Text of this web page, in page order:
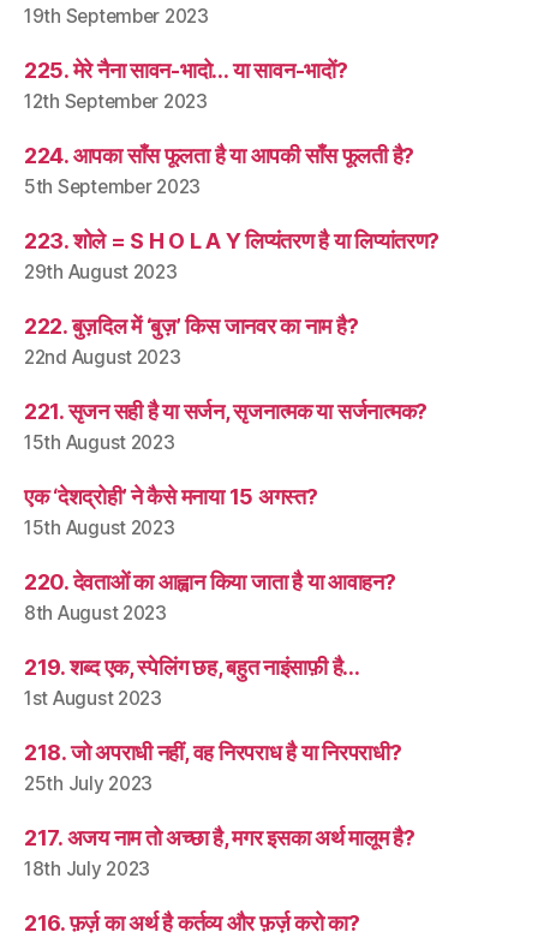
19th September 2023
225. मेरे नैना सावन-भादो… या सावन-भादों?
12th September 2023
224. आपका साँस फूलता है या आपकी साँस फूलती है?
5th September 2023
223. शोले = S H O L A Y लिप्यंतरण है या लिप्यांतरण?
29th August 2023
222. बुज़दिल में ‘बुज़’ किस जानवर का नाम है?
22nd August 2023
221. सृजन सही है या सर्जन, सृजनात्मक या सर्जनात्मक?
15th August 2023
एक ‘देशद्रोही’ ने कैसे मनाया 15 अगस्त?
15th August 2023
220. देवताओं का आह्वान किया जाता है या आवाहन?
8th August 2023
219. शब्द एक, स्पेलिंग छह, बहुत नाइंसाफ़ी है…
1st August 2023
218. जो अपराधी नहीं, वह निरपराध है या निरपराधी?
25th July 2023
217. अजय नाम तो अच्छा है, मगर इसका अर्थ मालूम है?
18th July 2023
216. फ़र्ज़ का अर्थ है कर्तव्य और फ़र्ज़ करो का?